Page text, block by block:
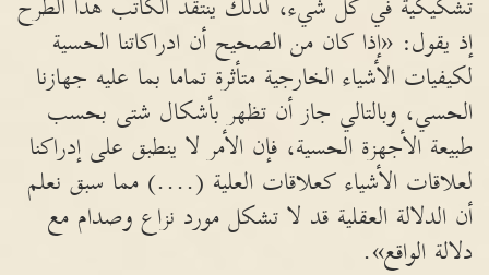
إذ يقول: «إذا كان من الصحيح أن ادراكاتنا الحسية
لكيفيات الأشياء الخارجية متأثرة تماما بما عليه جهازنا
الحسي، وبالتالي جاز أن تظهر بأشكال شتى بحسب
طبيعة الأجهزة الحسية، فإن الأمر لا ينطبق على إدراكنا
لعلاقات الأشياء كعلاقات العلية (....) مما سبق نعلم
أن الدلالة العقلية قد لا تشكل مورد نزاع وصدام مع
دلالة الواقع».